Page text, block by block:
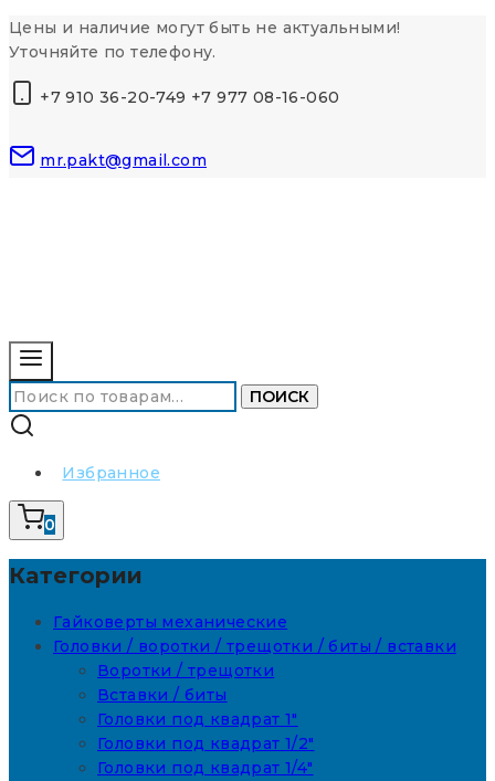
Перейти
к
Цены и наличие могут быть не актуальными!
Уточняйте по телефону.
+7 910 36-20-749 +7 977 08-16-060
mr.pakt@gmail.com
Искать: ПОИСК
Избранное
0
Категории
Гайковерты механические
Головки / воротки / трещотки / биты / вставки
Воротки / трещотки
Вставки / биты
Головки под квадрат 1"
Головки под квадрат 1/2"
Головки под квадрат 1/4"